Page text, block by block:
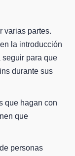
varias partes.
la introducción
seguir para que
durante sus
que hagan con
que
personas